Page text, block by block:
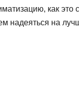
как
надеяться на